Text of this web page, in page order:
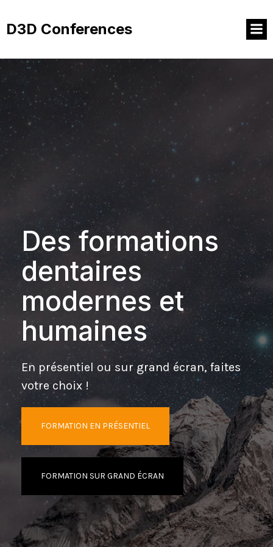
contenu
D3D Conferences
Des formations
dentaires
modernes et
humaines
En présentiel ou sur grand écran, faites
votre choix !
FORMATION EN PRÉSENTIEL
FORMATION SUR GRAND ÉCRAN